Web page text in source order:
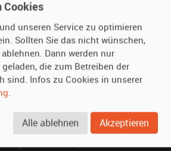
Kontakt
Cookies
unseren Service zu optimieren
Sollten Sie das nicht wünschen,
Dann werden nur
die zum Betreiben der
sind. Infos zu Cookies in unserer
.
Alle ablehnen Akzeptieren